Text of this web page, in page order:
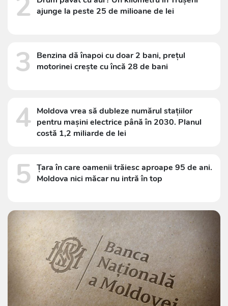
ajunge la peste 25 de milioane de lei
3
Benzina dă înapoi cu doar 2 bani, prețul
motorinei crește cu încă 28 de bani
4 Moldova vrea să dubleze numărul stațiilor
pentru mașini electrice până în 2030. Planul
costă 1,2 miliarde de lei
5 Țara în care oamenii trăiesc aproape 95 de ani.
Moldova nici măcar nu intră în top